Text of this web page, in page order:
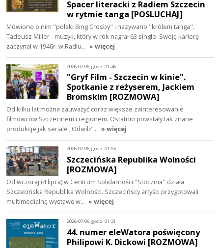
Spacer literacki z Radiem Szczecin
w rytmie tanga [POSLUCHAJ]
Mówiono o nim "polski Bing Crosby" i nazywano "królem tanga".
Tadeusz Miller - muzyk, który w rok nagrał 63 single. Swoją karierę
zaczynał w 1946r. w Radiu… » więcej
2026-07-06, godz. 01:46
"Gryf Film - Szczecin w kinie".
Spotkanie z reżyserem, Jackiem
Bromskim [ROZMOWA]
Od kilku lat można zauważyć coraz większe zainteresowanie
filmowców Szczecinem i regionem. Ostatnio powstały tak znane
produkcje jak seriale „Odwilż”… » więcej
2026-07-06, godz. 01:55
Szczecińska Republika Wolności
[ROZMOWA]
Od wczoraj (4 lipca) w Centrum Solidarności "Stocznia" działa
Szczecińska Republika Wolności. Szczecińscy artyści przygotowali
multimedialną wystawę w… » więcej
2026-07-06, godz. 01:21
44. numer eleWatora poświęcony
Philipowi K. Dickowi [ROZMOWA]